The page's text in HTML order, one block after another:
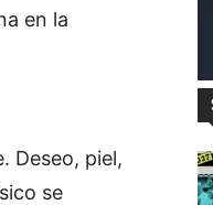
en la
Deseo, piel,
se